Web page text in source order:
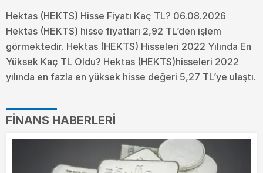
Hektas (HEKTS) Hisse Fiyatı Kaç TL? 06.08.2026
Hektas (HEKTS) hisse fiyatları 2,92 TL’den işlem
görmektedir. Hektas (HEKTS) Hisseleri 2022 Yılında En
Yüksek Kaç TL Oldu? Hektas (HEKTS)hisseleri 2022
yılında en fazla en yüksek hisse değeri 5,27 TL’ye ulaştı.
FINANS HABERLERI